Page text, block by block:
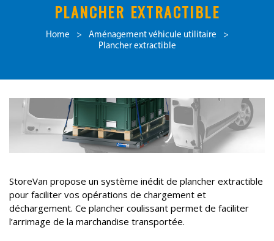
PLANCHER EXTRACTIBLE
Home > Aménagement véhicule utilitaire
>
Plancher extractible
StoreVan propose un système inédit de plancher extractible
pour faciliter vos opérations de chargement et
déchargement. Ce plancher coulissant permet de faciliter
l’arrimage de la marchandise transportée.